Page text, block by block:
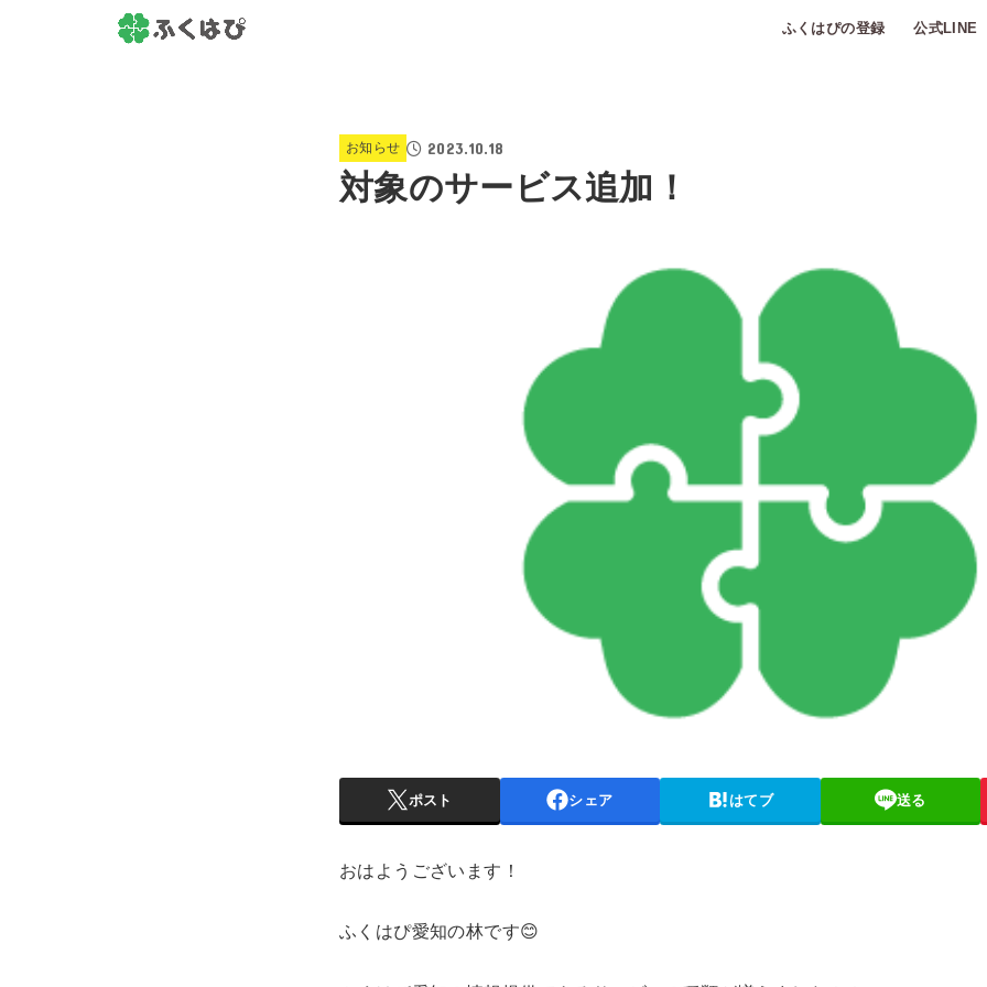
ふくはぴの登録 公式LINE
お知らせ 2023.10.18
対象のサービス追加！
ポスト シェア はてブ 送る
おはようございます！
ふくはぴ愛知の林です😊